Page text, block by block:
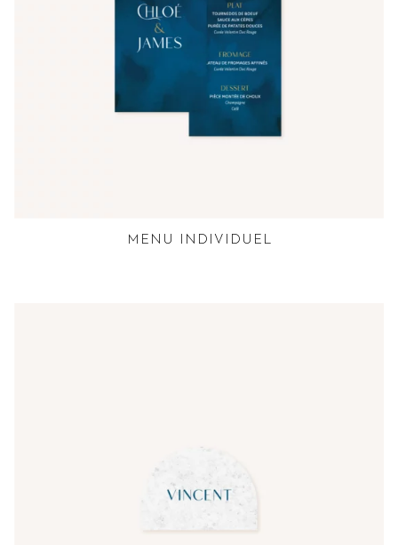
MENU INDIVIDUEL